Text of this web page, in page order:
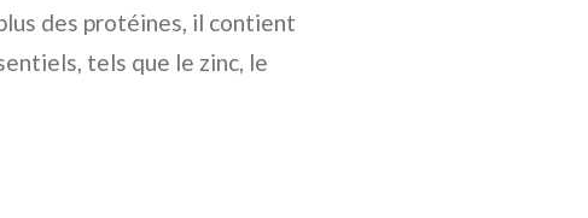
des protéines, il contient
tels que le zinc, le